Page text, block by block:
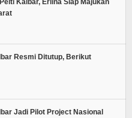
Resmi Ditutup, Berikut
Jadi Pilot Project Nasional